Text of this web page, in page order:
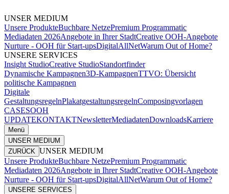
UNSER MEDIUM
Unsere ProdukteBuchbare NetzePremium Programmatic
Mediadaten 2026Angebote in Ihrer StadtCreative OOH-Angebote
Nurture - OOH für Start-upsDigitalAllNetWarum Out of Home?
UNSERE SERVICES
Insight StudioCreative StudioStandortfinder
Dynamische Kampagnen3D-KampagnenTTVO: Übersicht
politische Kampagnen
Digitale
GestaltungsregelnPlakatgestaltungsregelnComposingvorlagen
CASESOOH
UPDATEKONTAKTNewsletterMediadatenDownloadsKarriere
Menü
UNSER MEDIUM
ZURÜCK UNSER MEDIUM
Unsere ProdukteBuchbare NetzePremium Programmatic
Mediadaten 2026Angebote in Ihrer StadtCreative OOH-Angebote
Nurture - OOH für Start-upsDigitalAllNetWarum Out of Home?
UNSERE SERVICES